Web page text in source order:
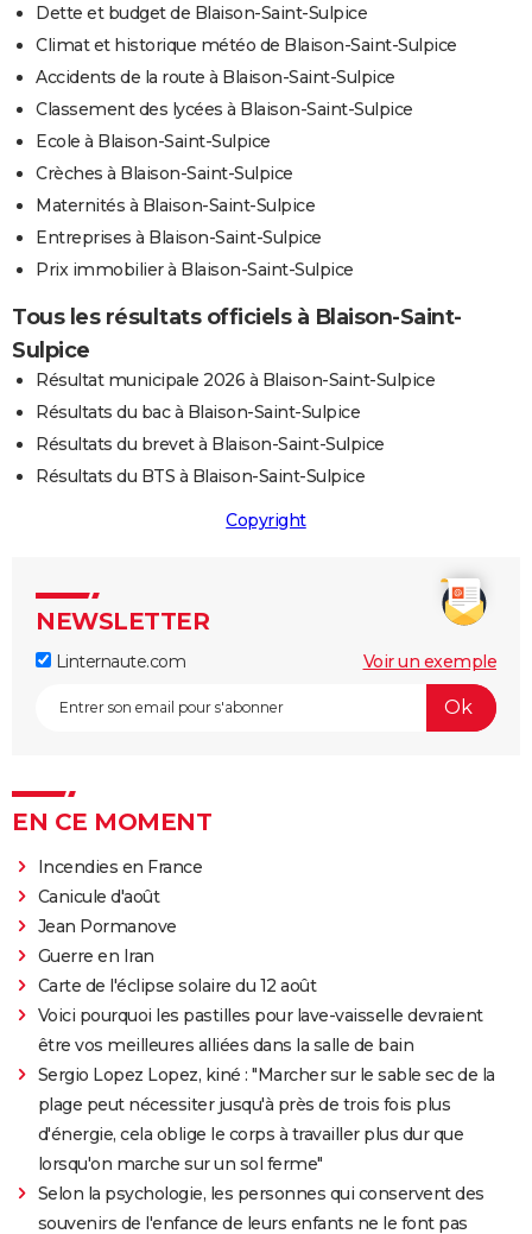
Dette et budget de Blaison-Saint-Sulpice
Climat et historique météo de Blaison-Saint-Sulpice
Accidents de la route à Blaison-Saint-Sulpice
Classement des lycées à Blaison-Saint-Sulpice
Ecole à Blaison-Saint-Sulpice
Crèches à Blaison-Saint-Sulpice
Maternités à Blaison-Saint-Sulpice
Entreprises à Blaison-Saint-Sulpice
Prix immobilier à Blaison-Saint-Sulpice
Tous les résultats officiels à Blaison-Saint-
Sulpice
Résultat municipale 2026 à Blaison-Saint-Sulpice
Résultats du bac à Blaison-Saint-Sulpice
Résultats du brevet à Blaison-Saint-Sulpice
Résultats du BTS à Blaison-Saint-Sulpice
Copyright
NEWSLETTER
Linternaute.com Voir un exemple
EN CE MOMENT
Incendies en France
Canicule d'août
Jean Pormanove
Guerre en Iran
Carte de l'éclipse solaire du 12 août
Voici pourquoi les pastilles pour lave-vaisselle devraient
être vos meilleures alliées dans la salle de bain
Sergio Lopez Lopez, kiné : "Marcher sur le sable sec de la
plage peut nécessiter jusqu'à près de trois fois plus
d'énergie, cela oblige le corps à travailler plus dur que
lorsqu'on marche sur un sol ferme"
Selon la psychologie, les personnes qui conservent des
souvenirs de l'enfance de leurs enfants ne le font pas